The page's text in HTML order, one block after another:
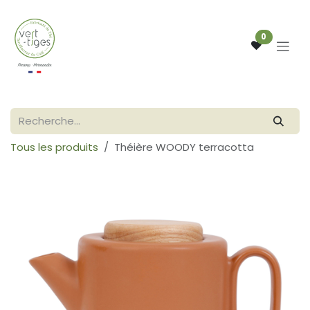
0
Tous les produits Théière WOODY terracotta